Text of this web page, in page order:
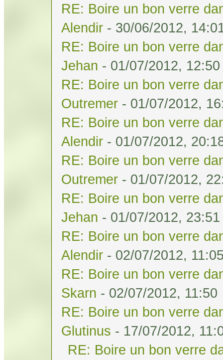
RE: Boire un bon verre
Alendir - 30/06/2012,
RE: Boire un bon verre
Jehan - 01/07/2012, 12:50
RE: Boire un bon verre
Outremer - 01/07/2012,
RE: Boire un bon verre
Alendir - 01/07/2012,
RE: Boire un bon verre
Outremer - 01/07/2012,
RE: Boire un bon verre
Jehan - 01/07/2012, 23:51
RE: Boire un bon verre
Alendir - 02/07/2012,
RE: Boire un bon verre
Skarn - 02/07/2012, 11:50
RE: Boire un bon verre
Glutinus - 17/07/2012,
RE: Boire un bon verre